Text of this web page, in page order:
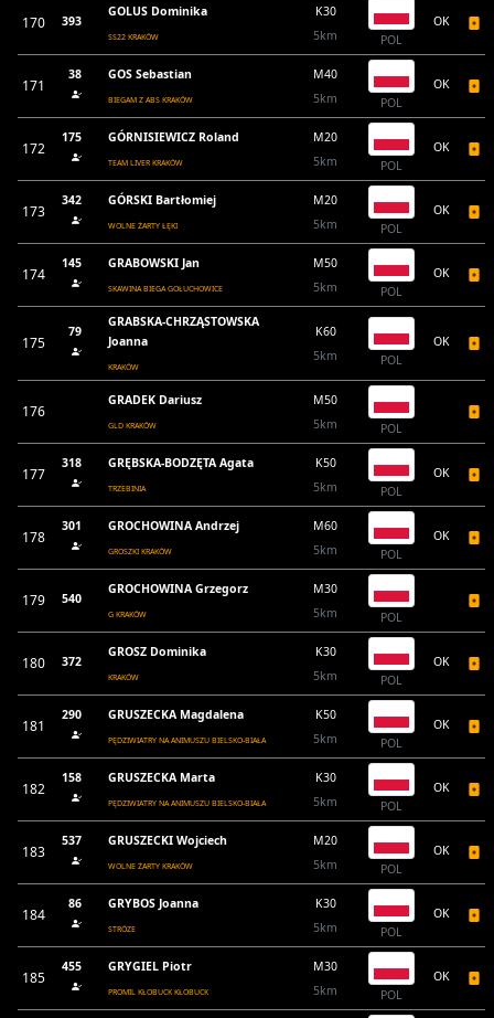
170 393
GOLUS Dominika
SS22 KRAKÓW
K30
5km
POL
OK
171
38 GOS Sebastian
BIEGAM Z ABS KRAKÓW
M40
5km
POL
OK
172
175 GÓRNISIEWICZ Roland
TEAM LIVER KRAKÓW
M20
5km
POL
OK
173
342 GÓRSKI Bartłomiej
WOLNE ŻARTY ŁĘKI
M20
5km
POL
OK
174
145 GRABOWSKI Jan
SKAWINA BIEGA GOŁUCHOWICE
M50
5km
POL
OK
175
79
GRABSKA-CHRZĄSTOWSKA
Joanna
KRAKÓW
K60
5km
POL
OK
176
GRADEK Dariusz
GLD KRAKÓW
M50
5km
POL
177
318 GRĘBSKA-BODZĘTA Agata
TRZEBINIA
K50
5km
POL
OK
178
301 GROCHOWINA Andrzej
GROSZKI KRAKÓW
M60
5km
POL
OK
179 540
GROCHOWINA Grzegorz
G KRAKÓW
M30
5km
POL
180 372
GROSZ Dominika
KRAKÓW
K30
5km
POL
OK
181
290 GRUSZECKA Magdalena
PĘDZIWIATRY NA ANIMUSZU BIELSKO-BIAŁA
K50
5km
POL
OK
182
158 GRUSZECKA Marta
PĘDZIWIATRY NA ANIMUSZU BIELSKO-BIAŁA
K30
5km
POL
OK
183
537 GRUSZECKI Wojciech
WOLNE ŻARTY KRAKÓW
M20
5km
POL
OK
184
86 GRYBOS Joanna
STRÓZE
K30
5km
POL
OK
185
455 GRYGIEL Piotr
PROMIL KŁOBUCK KŁOBUCK
M30
5km
POL
OK